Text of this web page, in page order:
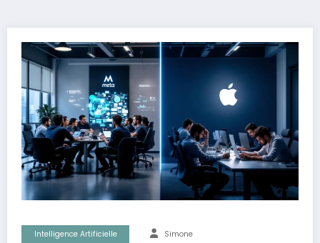
Intelligence Artificielle Simone